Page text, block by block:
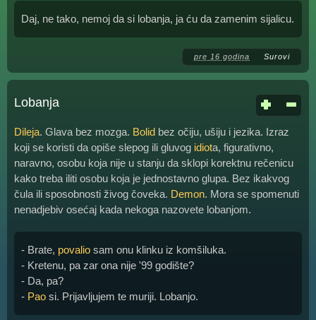
Daj, ne tako, nemoj da si lobanja, ja ću da zamenim sijalicu.
pre 16 godina Surovi
Lobanja
Dileja. Glava bez mozga. Bolid bez očiju, ušiju i jezika. Izraz
koji se koristi da opiše slepog ili gluvog idiota, figurativno,
naravno, osobu koja nije u stanju da sklopi korektnu rečenicu
kako treba iliti osobu koja je jednostavno glupa. Bez ikakvog
čula ili sposobnosti živog čoveka. Demon. Mora se spomenuti
nenadjebiv osećaj kada nekoga nazovete lobanjom.
- Brate, povalio sam onu klinku iz komšiluka.
- Kretenu, pa zar ona nije '99 godište?
- Da, pa?
- Pao si. Prijavljujem te muriji. Lobanjo.